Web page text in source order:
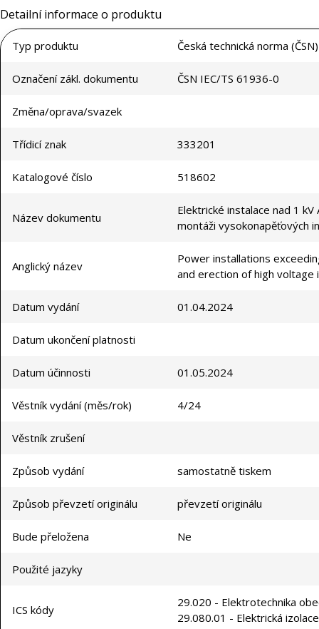
Detailní informace o produktu
Typ produktu Česká technická norma (ČSN)
Označení zákl. dokumentu ČSN IEC/TS 61936-0
Změna/oprava/svazek
Třídicí znak 333201
Katalogové číslo 518602
Název dokumentu
Elektrické instalace nad 1
montáži vysokonapěťových
Anglický název
Power installations
and erection of high voltage
Datum vydání 01.04.2024
Datum ukončení platnosti
Datum účinnosti 01.05.2024
Věstník vydání (měs/rok) 4/24
Věstník zrušení
Způsob vydání samostatně tiskem
Způsob převzetí originálu převzetí originálu
Bude přeložena Ne
Použité jazyky
ICS kódy
29.020 - Elektrotechnika
29.080.01 - Elektrická